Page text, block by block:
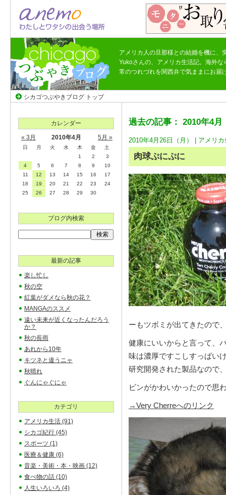
アメリカ人の旦那様との結婚を機に、
Yukoさんの、アメリカ生活記。海外
常のつれづれを関西弁で気ままにお届
シカゴつぶやきブログ トップ
過去の記事： 2010年4月
2010年4月26日（月） | アメリカ
肉球ぷにぷに
ーもツボミが出てきたので
健康にいいからと言って、
味は濃厚ですこしすっぱい
研究開発された製品なので
ビンがかわいかったので思
→Very Cherreへのリンク
カレンダー
« 3月
2010年4月 5月 »
日 月 火 水 木 金
土
1
2
3
4
5 6 7 8 9
10
11
12 13 14 15 16
17
18
19 20 21 22 23
24
25
26 27 28 29 30
ブログ内検索
最新の記事
楽し忙し
秋の空
紅葉がダメなら秋の花？
MANGAのススメ
遠い未来が近くなったんだろう
か？
秋の長雨
あれから10年
キツネと違うニャ
秋晴れ
ぐんにゃぐにゃ
カテゴリ
アメリカ生活 (91)
シカゴ紀行 (45)
スポーツ (1)
医療＆健康 (6)
音楽・美術・本・映画 (12)
食べ物の話 (10)
人生いろいろ (4)